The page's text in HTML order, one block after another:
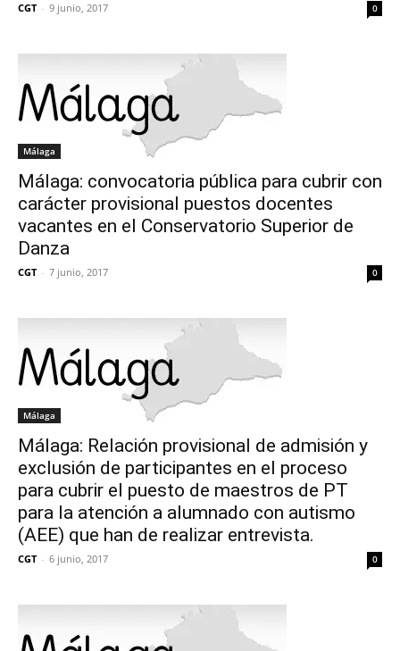
CGT - 9 junio, 2017 0
Málaga
Málaga: convocatoria pública para cubrir con
carácter provisional puestos docentes
vacantes en el Conservatorio Superior de
Danza
CGT - 7 junio, 2017 0
Málaga
Málaga: Relación provisional de admisión y
exclusión de participantes en el proceso
para cubrir el puesto de maestros de PT
para la atención a alumnado con autismo
(AEE) que han de realizar entrevista.
CGT - 6 junio, 2017 0